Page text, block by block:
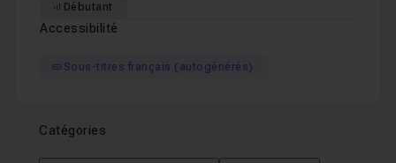
Débutant
Accessibilité
Sous-titres français (autogénérés)
Catégories